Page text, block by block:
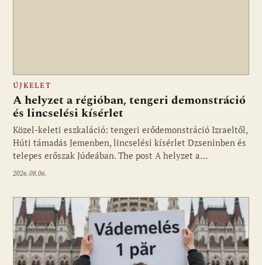
ÚJKELET
A helyzet a régióban, tengeri demonstráció
és lincselési kísérlet
Közel-keleti eszkaláció: tengeri erődemonstráció Izraeltől,
Húti támadás Jemenben, lincselési kísérlet Dzseninben és
telepes erőszak Júdeában. The post A helyzet a…
2026.08.06.